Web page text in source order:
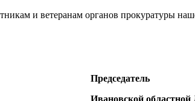
и ветеранам органов прокуратуры
Председатель
Ивановской